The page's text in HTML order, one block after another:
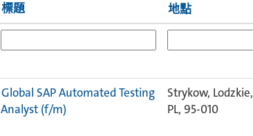
標題 地點
Global SAP Automated Testing
Analyst (f/m)
Strykow, Lodzkie,
PL, 95-010